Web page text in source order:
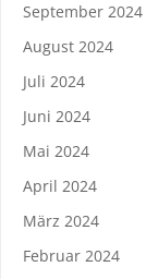
September 2024
August 2024
Juli 2024
Juni 2024
Mai 2024
April 2024
März 2024
Februar 2024